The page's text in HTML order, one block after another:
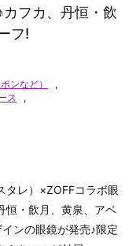
フカ、丹恒・飲
フ!
ンなど）
,
ス
,
タレ）×ZOFFコラボ眼
恒・飲月、黄泉、アベ
ンの眼鏡が発売♪限定